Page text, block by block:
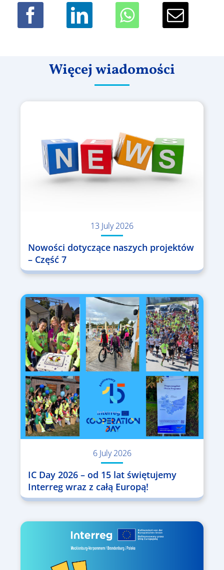
Więcej wiadomości
13 July 2026
Nowości dotyczące naszych projektów
– Część 7
6 July 2026
IC Day 2026 – od 15 lat świętujemy
Interreg wraz z całą Europą!